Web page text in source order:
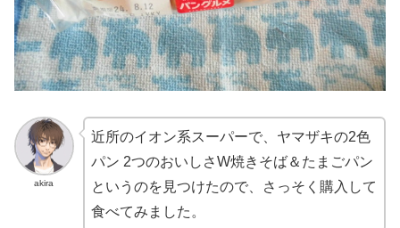
akira
近所のイオン系スーパーで、ヤマザキの2色
パン 2つのおいしさW焼きそば＆たまごパン
というのを見つけたので、さっそく購入して
食べてみました。